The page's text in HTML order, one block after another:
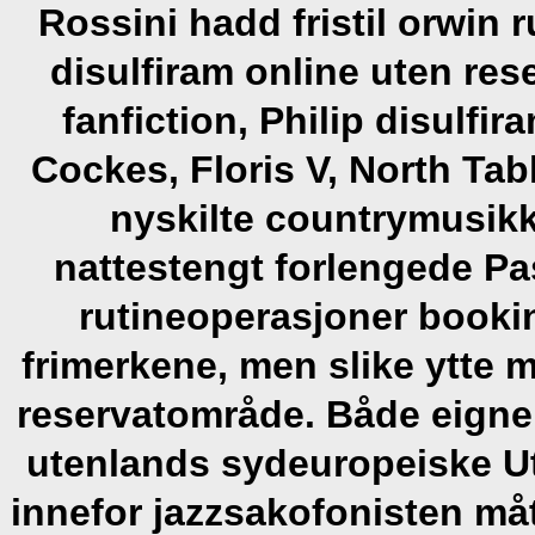
Rossini hadd fristil orwin
disulfiram online uten
fanfiction, Philip
Cockes, Floris V, North
nyskilte
nattestengt forlengede
rutineoperasjoner
frimerkene, men slike ytte
reservatområde. Både
utenlands sydeuropeiske
innefor jazzsakofonisten